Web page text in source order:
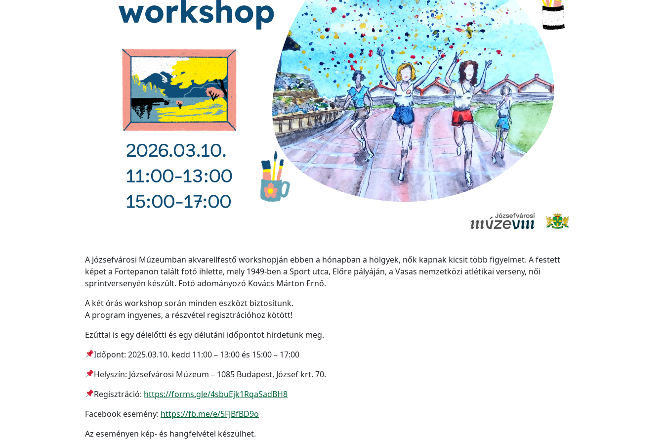
A Józsefvárosi Múzeumban akvarellfestő workshopján ebben a hónapban a hölgyek, nők kapnak kicsit több figyelmet. A festett
képet a Fortepanon talált fotó ihlette, mely 1949-ben a Sport utca, Előre pályáján, a Vasas nemzetközi atlétikai verseny, női
sprintversenyén készült. Fotó adományozó Kovács Márton Ernő.
A két órás workshop során minden eszközt biztosítunk.
A program ingyenes, a részvétel regisztrációhoz kötött!
Ezúttal is egy délelőtti és egy délutáni időpontot hirdetünk meg.
Időpont: 2025.03.10. kedd 11:00 – 13:00 és 15:00 – 17:00
Helyszín: Józsefvárosi Múzeum – 1085 Budapest, József krt. 70.
Regisztráció: https://forms.gle/4sbuEjk1RqaSadBH8
Facebook esemény: https://fb.me/e/5FJBfBD9o
Az eseményen kép- és hangfelvétel készülhet.